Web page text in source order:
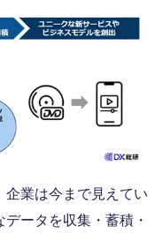
業は今まで見えてい
ータを収集・蓄積・